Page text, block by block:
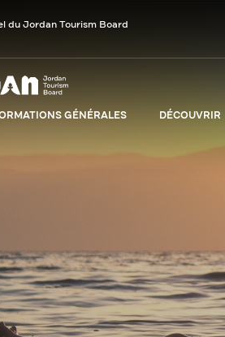
du Jordan Tourism Board
GÉNÉRALES DÉCOUVRIR